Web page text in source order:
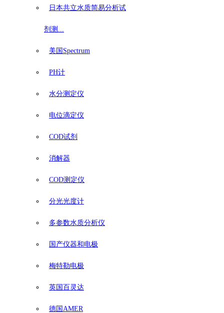
日本共立水质简易分析试
剂测...
美国Spectrum
PH计
水分测定仪
电位滴定仪
COD试剂
消解器
COD测定仪
分光光度计
多参数水质分析仪
国产仪器和电极
梅特勒电极
英国百灵达
德国AMER